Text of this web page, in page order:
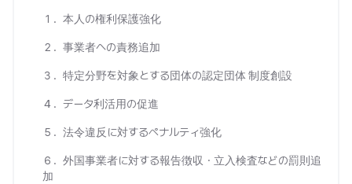
１．本人の権利保護強化
２．事業者への責務追加
３．特定分野を対象とする団体の認定団体 制度創設
４．データ利活用の促進
５．法令違反に対するペナルティ強化
６．外国事業者に対する報告徴収・立入検査などの罰則追
加